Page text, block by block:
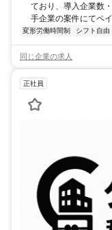
ており、導入企業数
手企業の案件にてペ
変形労働時間制 シフト自由
同じ企業の求人
正社員